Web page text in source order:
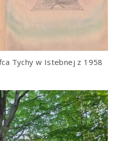
Tychy w Istebnej z 1958